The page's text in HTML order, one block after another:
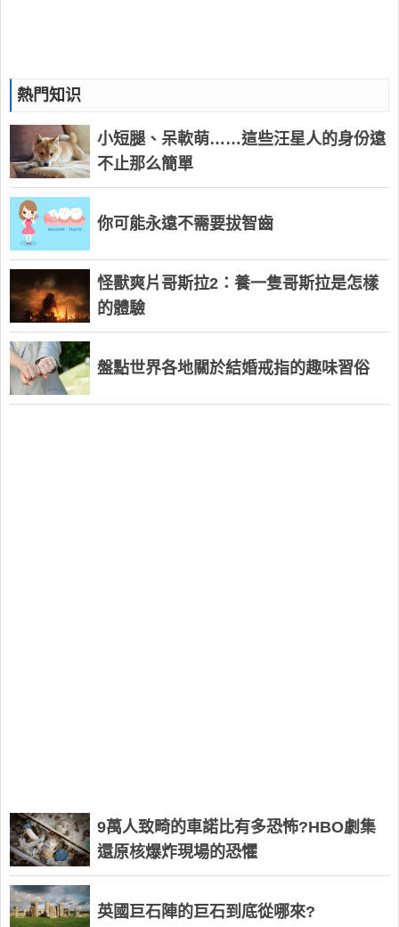
熱門知识
小短腿、呆軟萌……這些汪星人的身份遠
不止那么簡單
你可能永遠不需要拔智齒
怪獸爽片哥斯拉2：養一隻哥斯拉是怎樣
的體驗
盤點世界各地關於結婚戒指的趣味習俗
9萬人致畸的車諾比有多恐怖?HBO劇集
還原核爆炸現場的恐懼
英國巨石陣的巨石到底從哪來?